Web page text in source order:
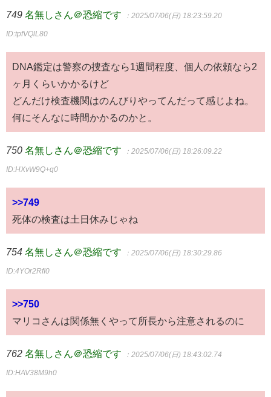
749 名無しさん＠恐縮です ：2025/07/06(日) 18:23:59.20
ID:tpfVQlL80
DNA鑑定は警察の捜査なら1週間程度、個人の依頼なら2
ヶ月くらいかかるけど
どんだけ検査機関はのんびりやってんだって感じよね。
何にそんなに時間かかるのかと。
750 名無しさん＠恐縮です ：2025/07/06(日) 18:26:09.22
ID:HXvW9Q+q0
>>749
死体の検査は土日休みじゃね
754 名無しさん＠恐縮です ：2025/07/06(日) 18:30:29.86
ID:4YOr2RfI0
>>750
マリコさんは関係無くやって所長から注意されるのに
762 名無しさん＠恐縮です ：2025/07/06(日) 18:43:02.74
ID:HAV38M9h0